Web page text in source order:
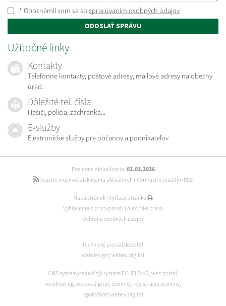
* Oboznámil som sa so spracúvaním osobných údajov
ODOSLAŤ SPRÁVU
Užitočné linky
Kontakty
Telefónne kontakty, poštové adresy, mailové adresy na obecný
úrad.
Dôležité tel. čísla
Hasiči, polícia, záchranka...
E-služby
Elektronické služby pre občanov a podnikateľov
Posledná aktualizácia: 03.02.2026
využite možnosť získavania aktuálnych informácií s využitím RSS
Mapa stránok | Vytlačiť stránku
Vyhlásenie o prístupnosti | Autorské práva
Ochrana osobných údajov
technický prevádzkovateľ
webdesign | webex.digital
CMS systém (redakčný) systém ECHELON 2, web portál,
webhosting, webex.digital, domény, registrácia domény,
spoločnosť webex.digital